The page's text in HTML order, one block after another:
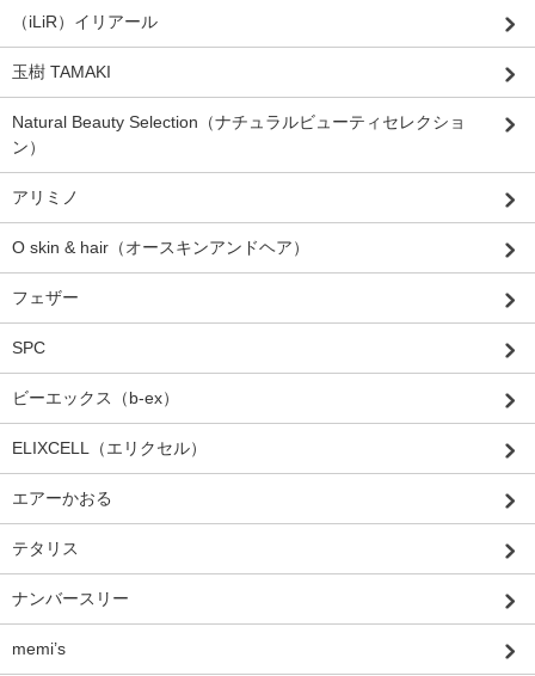
（iLiR）イリアール
玉樹 TAMAKI
Natural Beauty Selection（ナチュラルビューティセレクショ
ン）
アリミノ
O skin & hair（オースキンアンドヘア）
フェザー
SPC
ビーエックス（b-ex）
ELIXCELL（エリクセル）
エアーかおる
テタリス
ナンバースリー
memi’s